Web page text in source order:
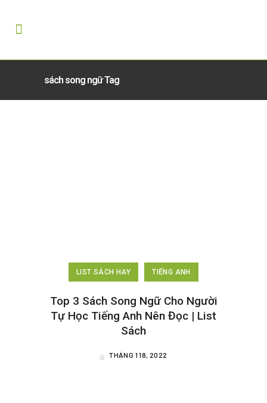
sách song ngữ Tag
LIST SÁCH HAY TIẾNG ANH
Top 3 Sách Song Ngữ Cho Người
Tự Học Tiếng Anh Nên Đọc | List
Sách
THÁNG 1 18, 2022